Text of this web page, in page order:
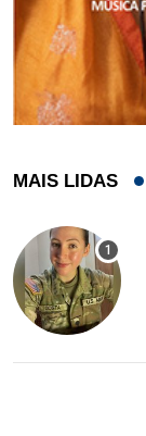
MAIS LIDAS